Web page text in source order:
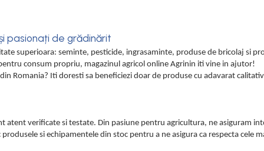
pasionați de grădinărit
superioara: seminte, pesticide, ingrasaminte, produse de bricolaj si
consum propriu, magazinul agricol online Agrinin iti vine in ajutor!
Romania? Iti doresti sa beneficiezi doar de produse cu adavarat
verificate si testate. Din pasiune pentru agricultura, ne asiguram
si echipamentele din stoc pentru a ne asigura ca respecta cele